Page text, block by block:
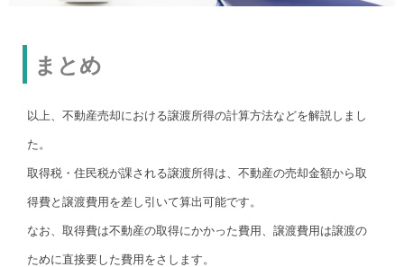
まとめ
以上、不動産売却における譲渡所得の計算方法などを解説しまし
た。
取得税・住民税が課される譲渡所得は、不動産の売却金額から取
得費と譲渡費用を差し引いて算出可能です。
なお、取得費は不動産の取得にかかった費用、譲渡費用は譲渡の
ために直接要した費用をさします。